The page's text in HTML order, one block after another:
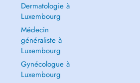
Dermatologie à
Luxembourg
Médecin
généraliste à
Luxembourg
Gynécologue à
Luxembourg